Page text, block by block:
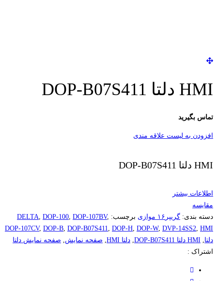
HMI دلتا DOP-B07S411
تماس بگیرید
افزودن به لیست علاقه مندی
HMI دلتا DOP-B07S411
اطلاعات بیشتر
مقایسه
دسته بندی: گریپر۱۶ موازی برچسب: DELTA, DOP-100, DOP-107BV,
DOP-107CV, DOP-B, DOP-B07S411, DOP-H, DOP-W, DVP-14SS2, HMI
دلتا, HMI دلتا DOP-B07S411 , دلتا HMI , صفحه نمایش, صفحه نمایش دلتا
اشتراک :